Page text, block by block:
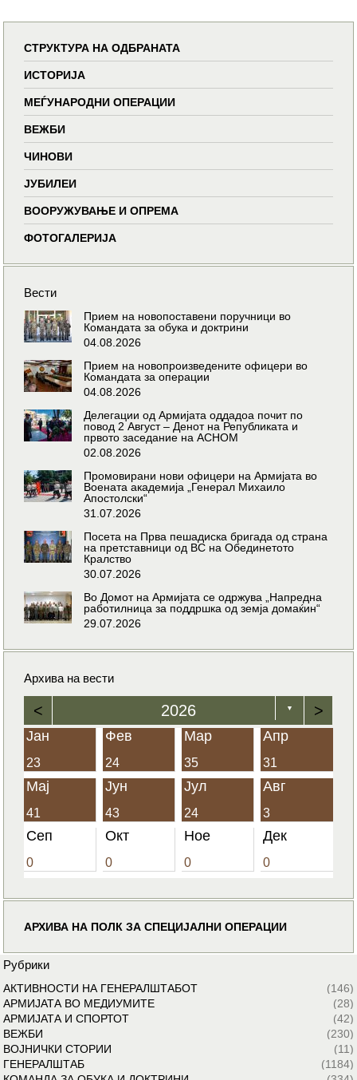
СТРУКТУРА НА ОДБРАНАТА
ИСТОРИЈА
МЕЃУНАРОДНИ ОПЕРАЦИИ
ВЕЖБИ
ЧИНОВИ
ЈУБИЛЕИ
ВООРУЖУВАЊЕ И ОПРЕМА
ФОТОГАЛЕРИЈА
Вести
Прием на новопоставени поручници во
Командата за обука и доктрини
04.08.2026
Прием на новопроизведените офицери во
Командата за операции
04.08.2026
Делегации од Армијата оддадоа почит по
повод 2 Август – Денот на Републиката и
првото заседание на АСНОМ
02.08.2026
Промовирани нови офицери на Армијата во
Воената академија „Генерал Михаило
Апостолски“
31.07.2026
Посета на Прва пешадиска бригада од страна
на претставници од ВС на Обединетото
Кралство
30.07.2026
Во Домот на Армијата се одржува „Напредна
работилница за поддршка од земја домаќин“
29.07.2026
Архива на вести
< 2026 ▼ >
Јан
23
Фев
24
Мар
35
Апр
31
Мај
41
Јун
43
Јул
24
Авг
3
Сеп
0
Окт
0
Ное
0
Дек
0
АРХИВА НА ПОЛК ЗА СПЕЦИЈАЛНИ ОПЕРАЦИИ
Рубрики
АКТИВНОСТИ НА ГЕНЕРАЛШТАБОТ
(146)
АРМИЈАТА ВО МЕДИУМИТЕ
(28)
АРМИЈАТА И СПОРТОТ
(42)
ВЕЖБИ
(230)
ВОЈНИЧКИ СТОРИИ
(11)
ГЕНЕРАЛШТАБ
(1184)